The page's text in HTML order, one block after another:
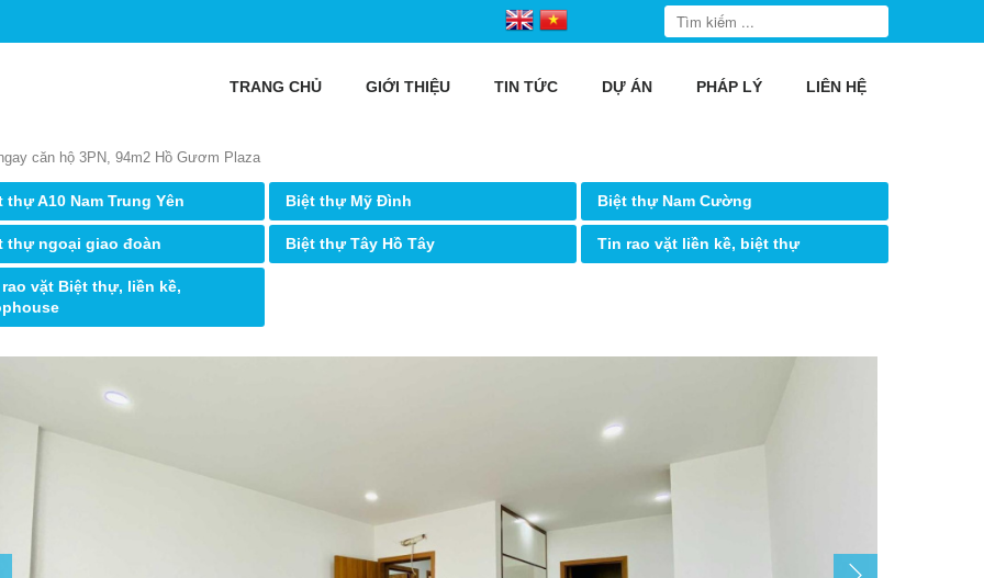
TRANG CHỦ GIỚI THIỆU TIN TỨC DỰ ÁN PHÁP LÝ LIÊN HỆ
căn hộ 3PN, 94m2 Hồ Gươm Plaza
thự A10 Nam Trung Yên Biệt thự Mỹ Đình Biệt thự Nam Cường
thự ngoại giao đoàn Biệt thự Tây Hồ Tây Tin rao vặt liền kề, biệt thự
vặt Biệt thự, liền kề,